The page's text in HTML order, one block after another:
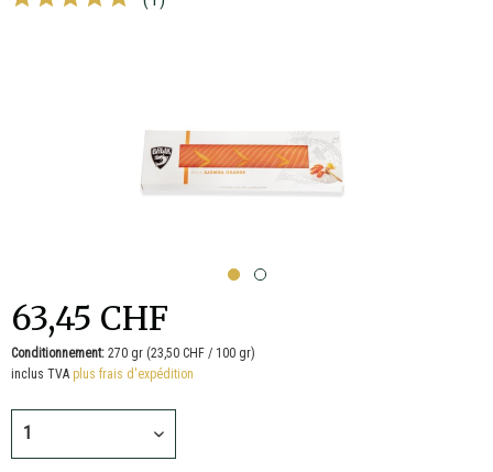
63,45 CHF
Conditionnement: 270 gr (23,50 CHF / 100 gr)
inclus TVA plus frais d'expédition